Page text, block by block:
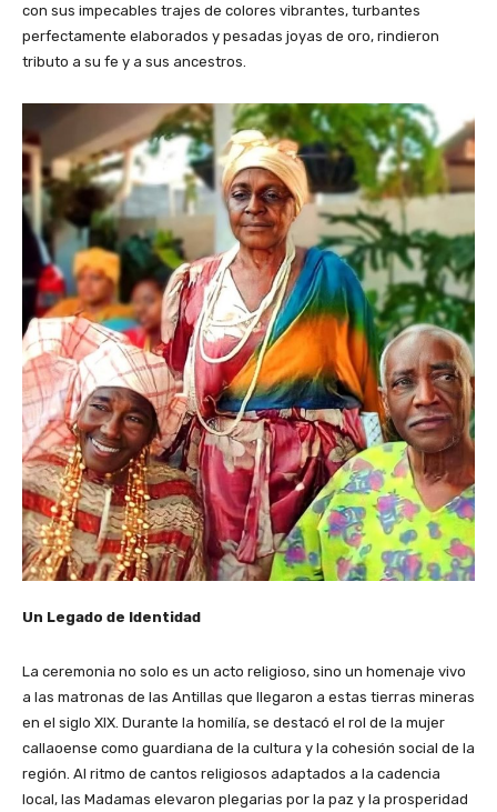
con sus impecables trajes de colores vibrantes, turbantes
perfectamente elaborados y pesadas joyas de oro, rindieron
tributo a su fe y a sus ancestros.
Un Legado de Identidad
La ceremonia no solo es un acto religioso, sino un homenaje vivo
a las matronas de las Antillas que llegaron a estas tierras mineras
en el siglo XIX. Durante la homilía, se destacó el rol de la mujer
callaoense como guardiana de la cultura y la cohesión social de la
región. Al ritmo de cantos religiosos adaptados a la cadencia
local, las Madamas elevaron plegarias por la paz y la prosperidad